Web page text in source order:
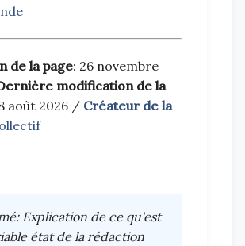
de la page: 26 novembre
modification de la
août 2026 / Créateur de la
: Explication de ce qu'est
état de la rédaction